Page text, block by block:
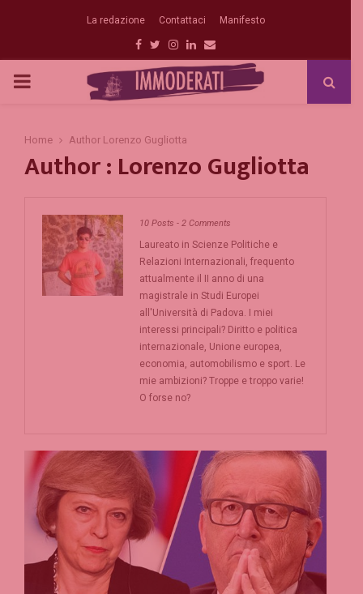
La redazione Contattaci Manifesto
Facebook
Twitter
Instagram
Linkedin
Email
PRIMARY
Home Author Lorenzo Gugliotta
Author : Lorenzo Gugliotta
10 Posts - 2 Comments
Laureato in Scienze Politiche e
Relazioni Internazionali, frequento
attualmente il II anno di una
magistrale in Studi Europei
all'Università di Padova. I miei
interessi principali? Diritto e politica
internazionale, Unione europea,
economia, automobilismo e sport. Le
mie ambizioni? Troppe e troppo varie!
O forse no?